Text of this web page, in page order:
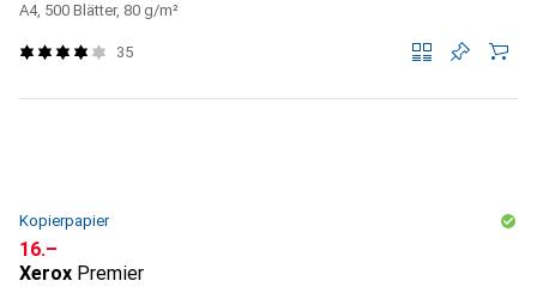
A4, 500 Blätter, 80 g/m²
35
Kopierpapier
CHF
16.–
Xerox Premier